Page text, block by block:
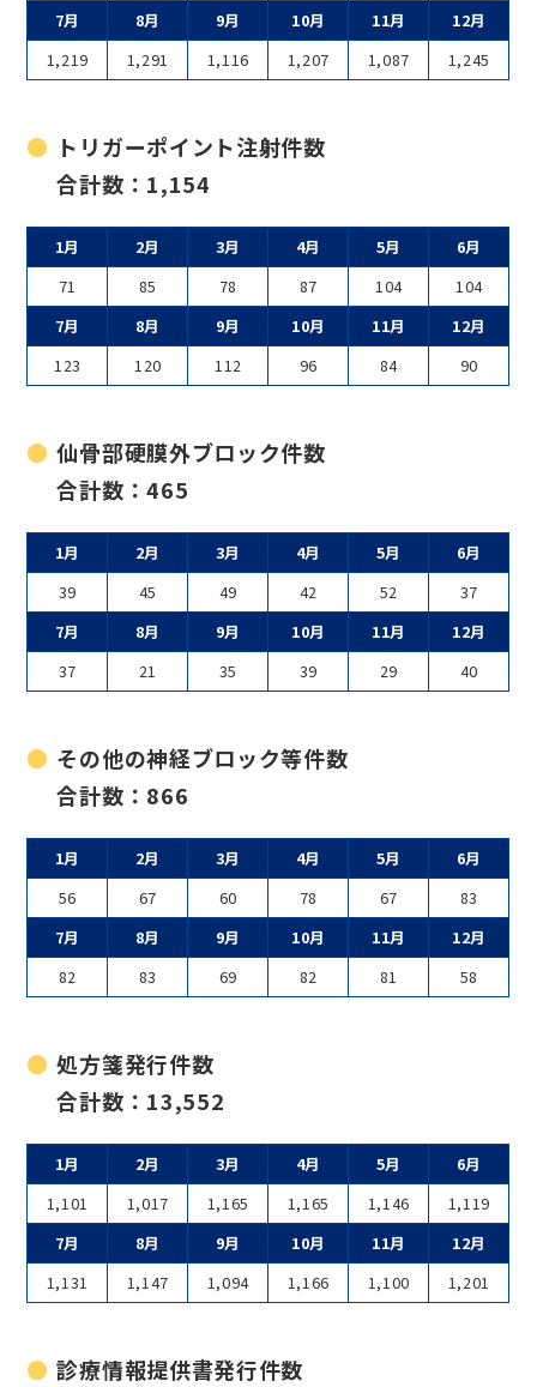
7月
8月 9月 10月 11月
12月
1,219
1,291 1,116 1,207 1,087 1,245
トリガーポイント注射件数
合計数：1,154
1月 2月 3月 4月 5月
6月
71
85 78 87 104
104
7月
8月 9月 10月 11月
12月
123
120 112 96 84 90
仙骨部硬膜外ブロック件数
合計数：465
1月 2月 3月 4月 5月
6月
39
45 49 42 52
37
7月
8月 9月 10月 11月
12月
37
21 35 39 29 40
その他の神経ブロック等件数
合計数：866
1月 2月 3月 4月 5月
6月
56
67 60 78 67
83
7月
8月 9月 10月 11月
12月
82
83 69 82 81 58
処方箋発行件数
合計数：13,552
1月 2月 3月 4月 5月
6月
1,101
1,017 1,165 1,165 1,146
1,119
7月
8月 9月 10月 11月
12月
1,131
1,147 1,094 1,166 1,100 1,201
診療情報提供書発行件数